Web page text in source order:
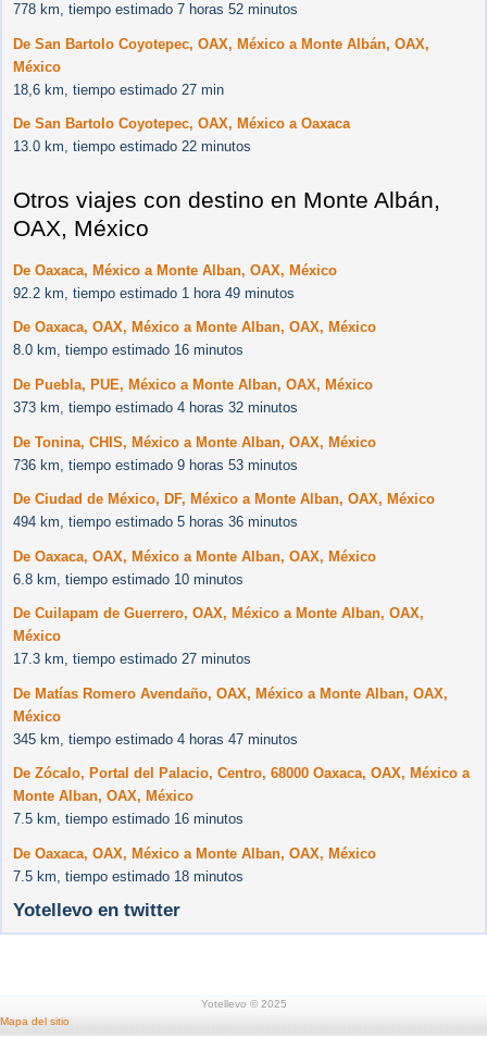
778 km, tiempo estimado 7 horas 52 minutos
De San Bartolo Coyotepec, OAX, México a Monte Albán, OAX,
México
18,6 km, tiempo estimado 27 min
De San Bartolo Coyotepec, OAX, México a Oaxaca
13.0 km, tiempo estimado 22 minutos
Otros viajes con destino en Monte Albán,
OAX, México
De Oaxaca, México a Monte Alban, OAX, México
92.2 km, tiempo estimado 1 hora 49 minutos
De Oaxaca, OAX, México a Monte Alban, OAX, México
8.0 km, tiempo estimado 16 minutos
De Puebla, PUE, México a Monte Alban, OAX, México
373 km, tiempo estimado 4 horas 32 minutos
De Tonina, CHIS, México a Monte Alban, OAX, México
736 km, tiempo estimado 9 horas 53 minutos
De Ciudad de México, DF, México a Monte Alban, OAX, México
494 km, tiempo estimado 5 horas 36 minutos
De Oaxaca, OAX, México a Monte Alban, OAX, México
6.8 km, tiempo estimado 10 minutos
De Cuilapam de Guerrero, OAX, México a Monte Alban, OAX,
México
17.3 km, tiempo estimado 27 minutos
De Matías Romero Avendaño, OAX, México a Monte Alban, OAX,
México
345 km, tiempo estimado 4 horas 47 minutos
De Zócalo, Portal del Palacio, Centro, 68000 Oaxaca, OAX, México a
Monte Alban, OAX, México
7.5 km, tiempo estimado 16 minutos
De Oaxaca, OAX, México a Monte Alban, OAX, México
7.5 km, tiempo estimado 18 minutos
Yotellevo en twitter
Yotellevo © 2025
Mapa del sitio